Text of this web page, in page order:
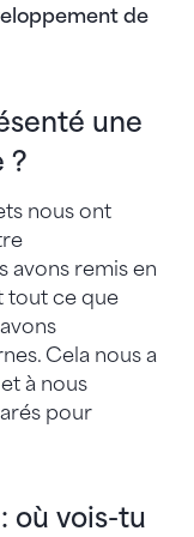
de
une
?
nous ont
avons remis en
tout ce que
Cela nous a
à nous
pour
où vois-tu